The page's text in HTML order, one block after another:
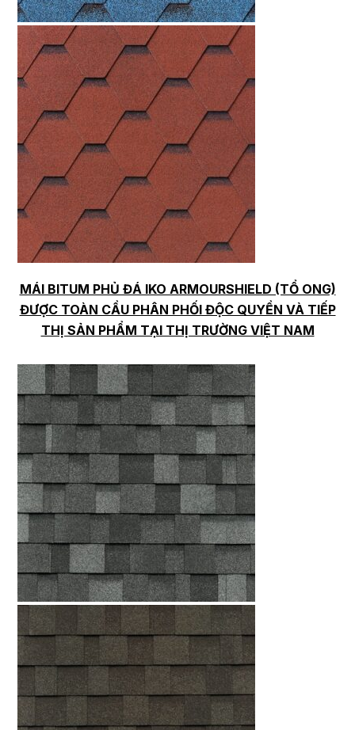
MÁI BITUM PHỦ ĐÁ IKO ARMOURSHIELD (TỔ ONG)
ĐƯỢC TOÀN CẦU PHÂN PHỐI ĐỘC QUYỀN VÀ TIẾP
THỊ SẢN PHẨM TẠI THỊ TRƯỜNG VIỆT NAM